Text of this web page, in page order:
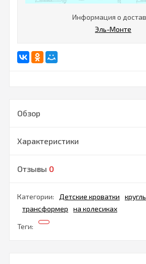
Информация о
Эль-Монте
Обзор
Характеристики
Отзывы 0
Категории: Детские кроватки
трансформер
на колесиках
Теги: